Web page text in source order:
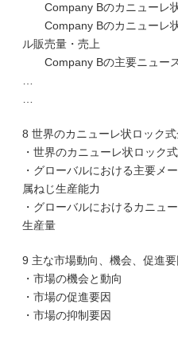
Company Bのカニューレ状
Company Bのカニューレ状
ル販売量・売上
Company Bの主要ニュー
8 世界のカニューレ状ロック
・世界のカニューレ状ロック
・グローバルにおける主要メ
属ねじ生産能力
・グローバルにおけるカニュ
生産量
9 主な市場動向、機会、促進
・市場の機会と動向
・市場の促進要因
・市場の抑制要因